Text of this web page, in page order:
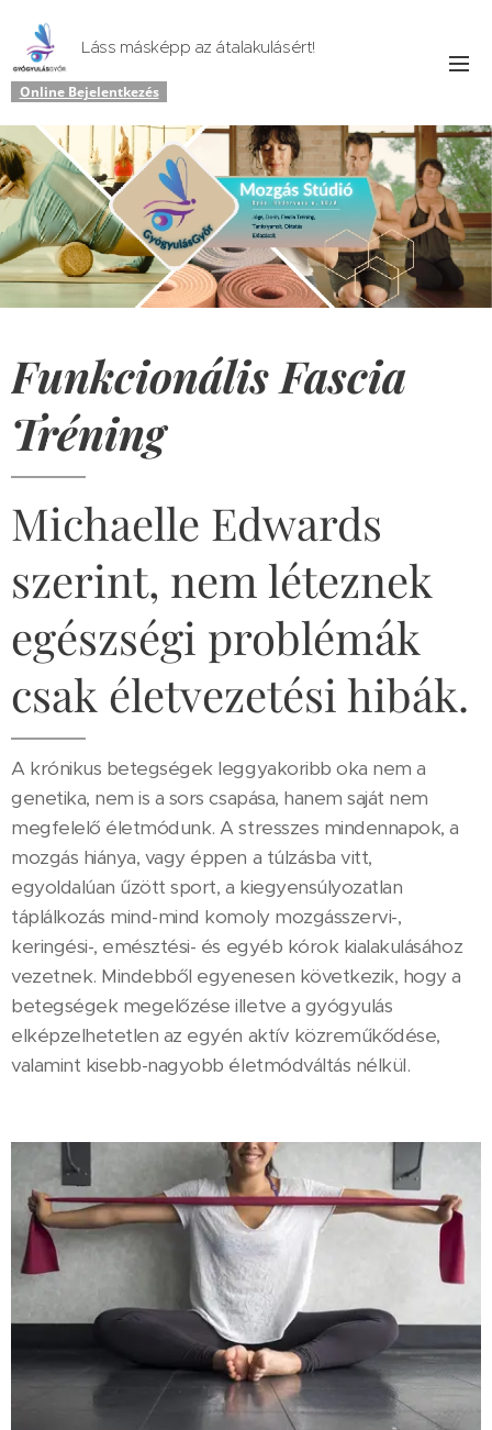
Láss másképp az átalakulásért!
Online Bejelentkezés
Funkcionális Fascia
Tréning
Michaelle Edwards
szerint, nem léteznek
egészségi problémák
csak életvezetési hibák.
A krónikus betegségek leggyakoribb oka nem a
genetika, nem is a sors csapása, hanem saját nem
megfelelő életmódunk. A stresszes mindennapok, a
mozgás hiánya, vagy éppen a túlzásba vitt,
egyoldalúan űzött sport, a kiegyensúlyozatlan
táplálkozás mind-mind komoly mozgásszervi-,
keringési-, emésztési- és egyéb kórok kialakulásához
vezetnek. Mindebből egyenesen következik, hogy a
betegségek megelőzése illetve a gyógyulás
elképzelhetetlen az egyén aktív közreműkődése,
valamint kisebb-nagyobb életmódváltás nélkül.